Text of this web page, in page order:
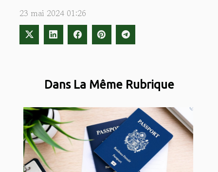
Dans La Même Rubrique
23 mai 2024 01:26